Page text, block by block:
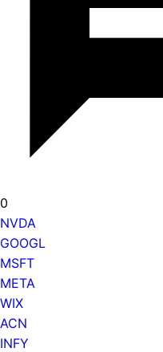
0
NVDA
GOOGL
MSFT
META
WIX
ACN
INFY